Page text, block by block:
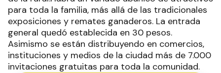
para toda la familia, más allá de las tradicionales
exposiciones y remates ganaderos. La entrada
general quedó establecida en 30 pesos.
Asimismo se están distribuyendo en comercios,
instituciones y medios de la ciudad más de 7.000
invitaciones gratuitas para toda la comunidad.